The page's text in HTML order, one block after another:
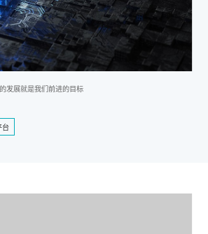
开放平台
发展就是我们前进的目标
台